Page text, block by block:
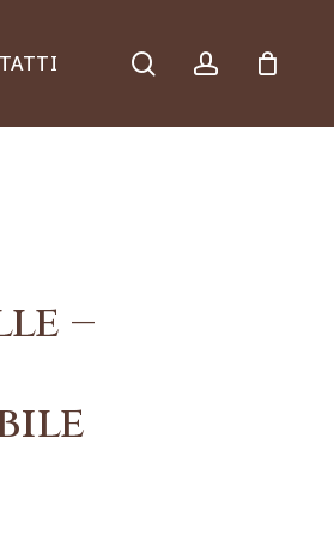
searchaccount
–